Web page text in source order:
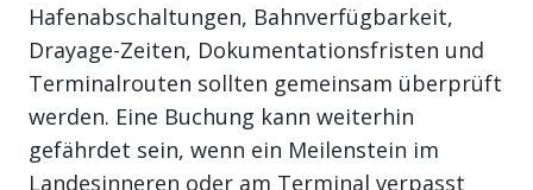
Hafenabschaltungen, Bahnverfügbarkeit,
Drayage-Zeiten, Dokumentationsfristen und
Terminalrouten sollten gemeinsam überprüft
werden. Eine Buchung kann weiterhin
gefährdet sein, wenn ein Meilenstein im
Landesinneren oder am Terminal verpasst